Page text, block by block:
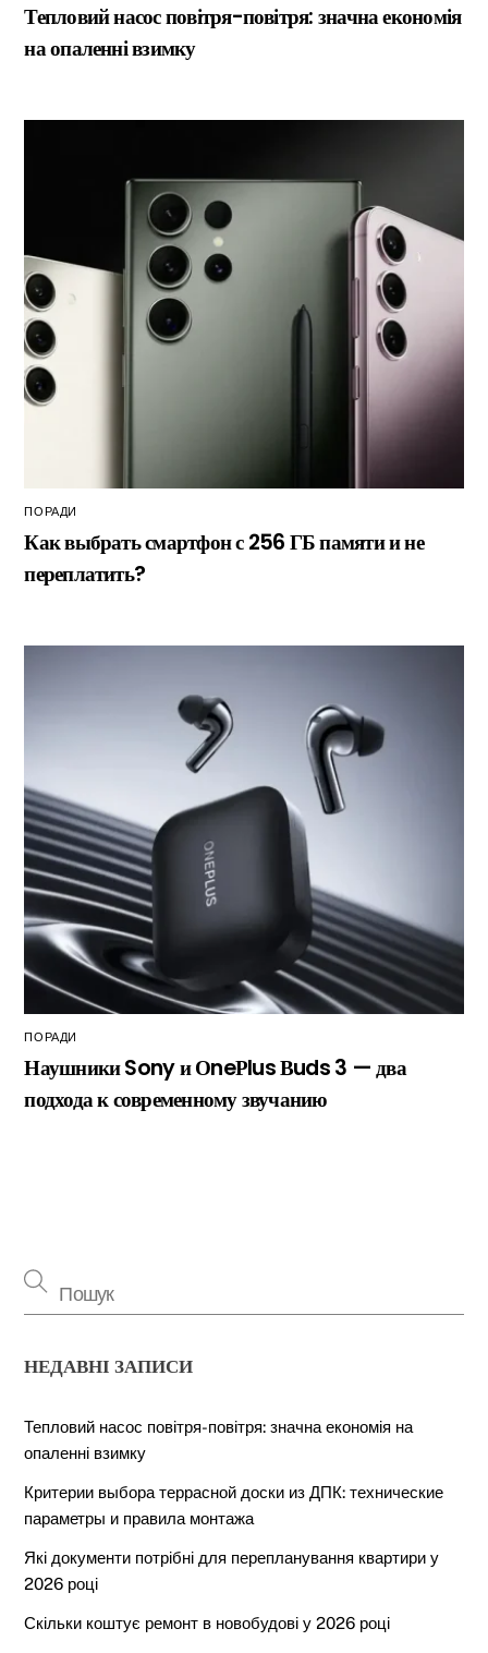
Тепловий насос повітря-повітря: значна економія
на опаленні взимку
ПОРАДИ
Как выбрать смартфон с 256 ГБ памяти и не
переплатить?
ПОРАДИ
Наушники Sony и ОneРlus Вuds 3 — два
подхода к современному звучанию
НЕДАВНІ ЗАПИСИ
Тепловий насос повітря-повітря: значна економія на
опаленні взимку
Критерии выбора террасной доски из ДПК: технические
параметры и правила монтажа
Які документи потрібні для перепланування квартири у
2026 році
Скільки коштує ремонт в новобудові у 2026 році